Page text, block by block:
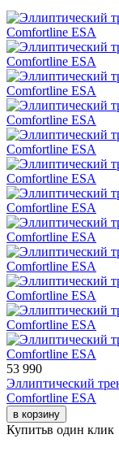
53 990
Эллиптический
Comfortline ESA
в корзину
Купитьв один клик